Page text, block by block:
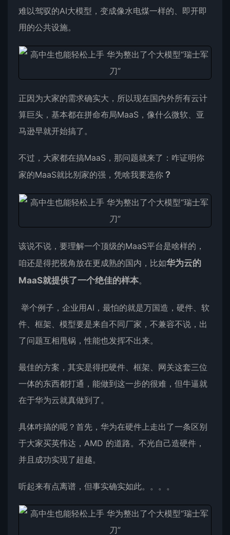
难以驾驭的AI大模型，变成像水电煤一样的、即开即
用的公共设施。
正因为大家的需求确实大，所以现在国内外所有云计
算巨头，基本都在拼命布局MaaS，像什么微软、亚
马逊早就开始搞了。
不过，大家都在搞MaaS，那问题就来了：咋证明你
家的MaaS就比别家的强，凭啥我要选你 ？
该说不说，要理解一个顶级的MaaS平台是啥样的，
咱还是得把视角放在更成熟的国内，比如华为云的
MaaS就提供了一个绝佳的样本。
举个例子，企业用AI，最怕的就是万国造，硬件、软
件、框架、模型要是来自不同厂家，不兼容不说，出
了问题互相甩锅，性能也发挥不出来。
最佳的方案，其实是得把硬件、框架、网关这套三位
一体的东西都打通，能做到这一步的很难，但牛逼就
在于华为云就真做到了。
具体咋搞的呢？首先，华为在硬件上走出了一条区别
于大家买英伟达，AMD 的道路。不光自己造硬件，
并且成功实现了超越。
听起来有点离谱，但事实确实如此。。。。